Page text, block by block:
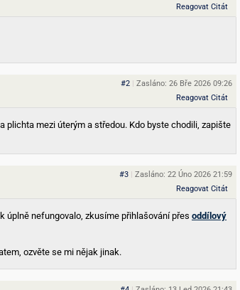
Reagovat Citát
#2 | Zasláno: 26 Bře 2026 09:26
Reagovat Citát
plichta mezi úterým a středou. Kdo byste chodili, zapište
#3 | Zasláno: 22 Úno 2026 21:59
Reagovat Citát
úplně nefungovalo, zkusíme přihlašování přes oddílový
ozvěte se mi nějak jinak.